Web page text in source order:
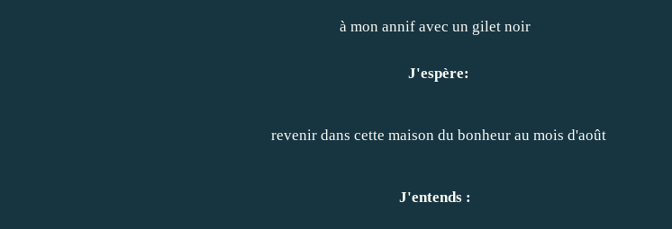
à mon annif avec un gilet noir
J'espère:
revenir dans cette maison du bonheur au mois d'août
J'entends :